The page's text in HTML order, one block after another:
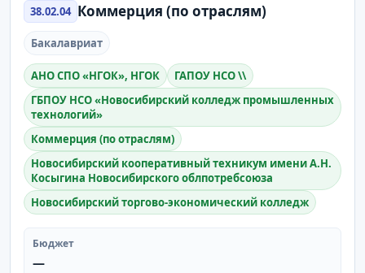
38.02.04 Коммерция (по отраслям)
Бакалавриат
АНО СПО «НГОК», НГОК
ГАПОУ НСО \\
ГБПОУ НСО «Новосибирский колледж промышленных
технологий»
Коммерция (по отраслям)
Новосибирский кооперативный техникум имени А.Н.
Косыгина Новосибирского облпотребсоюза
Новосибирский торгово-экономический колледж
Бюджет
—